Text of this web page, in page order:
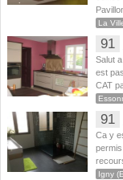
La
91
Salut
est
CAT
91
Ca y
Igny